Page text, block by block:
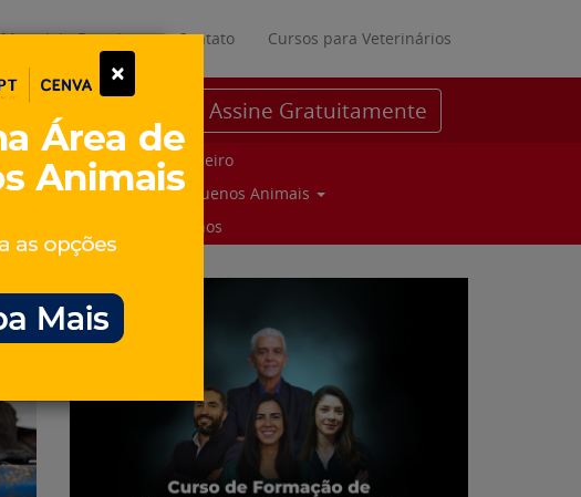
Materiais Gratuitos Contato Cursos para Veterinários
Assine Gratuitamente
Parceiro
Pequenos Animais
Suinos
×